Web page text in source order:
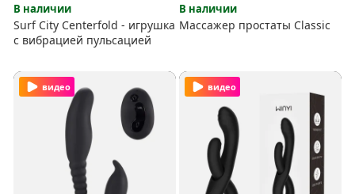
В наличии
Surf City Centerfold - игрушка
с вибрацией пульсацией
В наличии
Массажер простаты Classic
видео видео